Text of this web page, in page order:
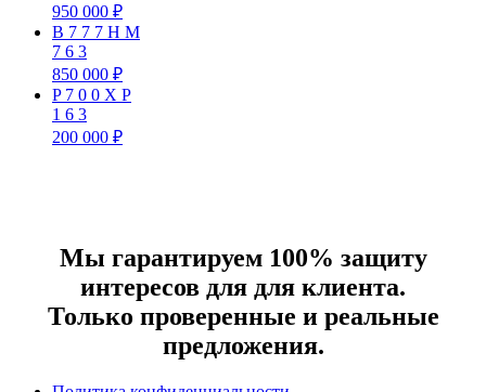
950 000 ₽
B 7 7 7 H M
7 6 3
850 000 ₽
P 7 0 0 X P
1 6 3
200 000 ₽
Мы гарантируем 100% защиту
интересов для для клиента.
Только проверенные и реальные
предложения.